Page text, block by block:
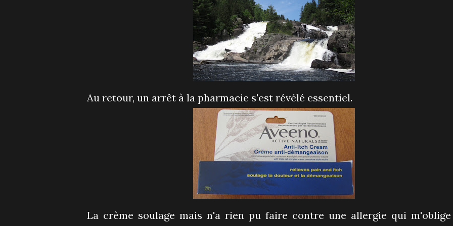
Au retour, un arrêt à la pharmacie s'est révélé essentiel.
La crème soulage mais n'a rien pu faire contre une allergie qui